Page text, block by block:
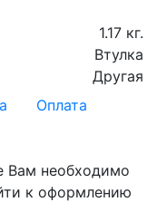
1.17 кг.
Втулка
Другая
Оплата
Вам необходимо
к оформлению